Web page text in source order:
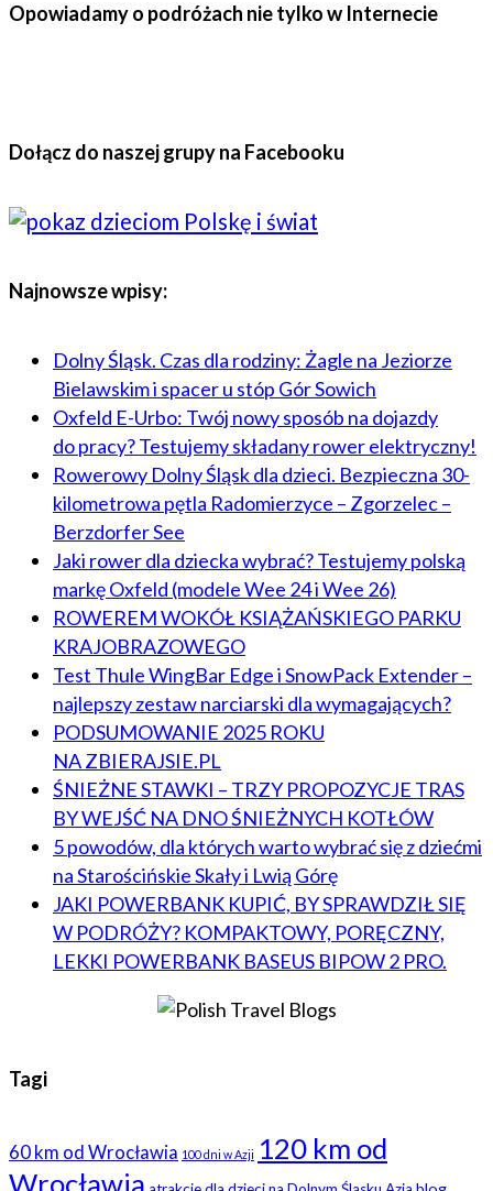
Opowiadamy o podróżach nie tylko w Internecie
Dołącz do naszej grupy na Facebooku
Najnowsze wpisy:
Dolny Śląsk. Czas dla rodziny: Żagle na Jeziorze
Bielawskim i spacer u stóp Gór Sowich
Oxfeld E-Urbo: Twój nowy sposób na dojazdy
do pracy? Testujemy składany rower elektryczny!
Rowerowy Dolny Śląsk dla dzieci. Bezpieczna 30-
kilometrowa pętla Radomierzyce – Zgorzelec –
Berzdorfer See
Jaki rower dla dziecka wybrać? Testujemy polską
markę Oxfeld (modele Wee 24 i Wee 26)
ROWEREM WOKÓŁ KSIĄŻAŃSKIEGO PARKU
KRAJOBRAZOWEGO
Test Thule WingBar Edge i SnowPack Extender –
najlepszy zestaw narciarski dla wymagających?
PODSUMOWANIE 2025 ROKU
NA ZBIERAJSIE.PL
ŚNIEŻNE STAWKI – TRZY PROPOZYCJE TRAS
BY WEJŚĆ NA DNO ŚNIEŻNYCH KOTŁÓW
5 powodów, dla których warto wybrać się z dziećmi
na Starościńskie Skały i Lwią Górę
JAKI POWERBANK KUPIĆ, BY SPRAWDZIŁ SIĘ
W PODRÓŻY? KOMPAKTOWY, PORĘCZNY,
LEKKI POWERBANK BASEUS BIPOW 2 PRO.
Tagi
60 km od Wrocławia 100 dni w Azji 120 km od
Wrocławia